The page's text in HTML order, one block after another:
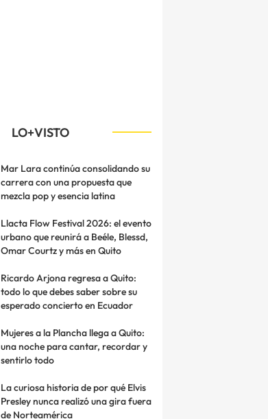
LO+VISTO
Mar Lara continúa consolidando su
carrera con una propuesta que
mezcla pop y esencia latina
Llacta Flow Festival 2026: el evento
urbano que reunirá a Beéle, Blessd,
Omar Courtz y más en Quito
Ricardo Arjona regresa a Quito:
todo lo que debes saber sobre su
esperado concierto en Ecuador
Mujeres a la Plancha llega a Quito:
una noche para cantar, recordar y
sentirlo todo
La curiosa historia de por qué Elvis
Presley nunca realizó una gira fuera
de Norteamérica